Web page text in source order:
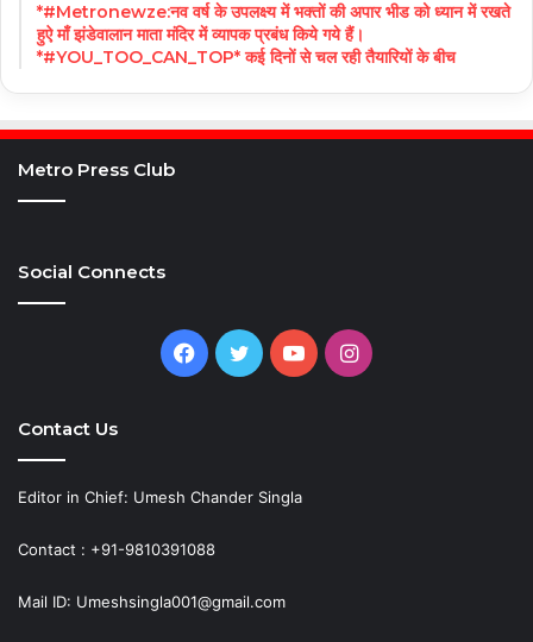
*#Metronewze:नव वर्ष के उपलक्ष्य में भक्तों की अपार भीड को ध्यान में रखते
हुऐ माँ झंडेवालान माता मंदिर में व्यापक प्रबंध किये गये हैं।
*#YOU_TOO_CAN_TOP* कई दिनों से चल रही तैयारियों के बीच
Metro Press Club
Social Connects
Facebook
TwitterYouTubeInstagram
Contact Us
Editor in Chief: Umesh Chander Singla
Contact : +91-9810391088
Mail ID: Umeshsingla001@gmail.com